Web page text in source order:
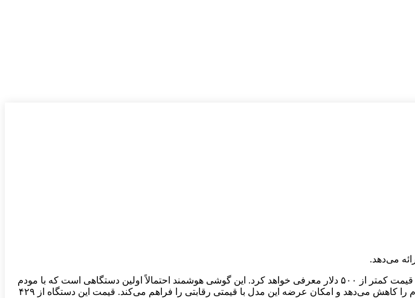
به گزارش خبرگزاری خبرآنلاین و براساس گزارش دیجیاتو، اپل سه‌ماهه نخست ۲۰۲۵ آیفون SE ۴ را با قیمت کمتر از ۵۰۰ دلار معرفی خواهد کرد. این گوشی هوشمند احتمالاً اولین دستگاهی است که با مودم
۵G اختصاصی اپل با نام رمز «Centauri» عرضه می‌شود. استفاده از این فناوری وابستگی اپل به کوالکام را کاهش می‌دهد و امکان عرضه این مدل با قیمتی رقابتی را فراهم می‌کند. قیمت این دستگاه از ۴۲۹